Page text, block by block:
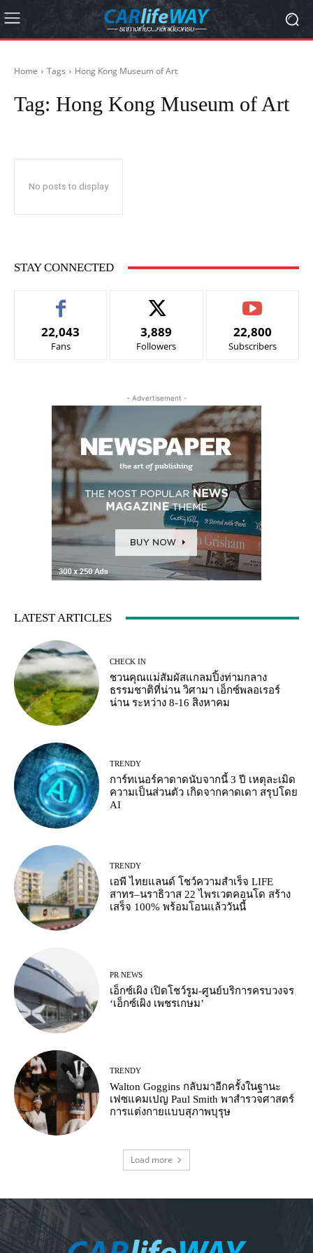
Home Tags Hong Kong Museum of Art
Tag: Hong Kong Museum of Art
No posts to display
STAY CONNECTED
22,043
Fans
3,889
Followers
22,800
Subscribers
- Advertisement -
LATEST ARTICLES
CHECK IN
ชวนคุณแม่สัมผัสแกลมปิ้งท่ามกลาง
ธรรมชาติที่น่าน วิศามา เอ็กซ์พลอเรอร์
น่าน ระหว่าง 8-16 สิงหาคม
TRENDY
การ์ทเนอร์คาดาดนับจากนี้ 3 ปี เหตุละเมิด
ความเป็นส่วนตัว เกิดจากคาดเดา สรุปโดย
AI
TRENDY
เอพี ไทยแลนด์ โชว์ความสำเร็จ LIFE
สาทร–นราธิวาส 22 ไพรเวตคอนโด สร้าง
เสร็จ 100% พร้อมโอนแล้ววันนี้
PR NEWS
เอ็กซ์เผิง เปิดโชว์รูม-ศูนย์บริการครบวงจร
‘เอ็กซ์เผิง เพชรเกษม’
TRENDY
Walton Goggins กลับมาอีกครั้งในฐานะ
เฟซแคมเปญ Paul Smith พาสำรวจศาสตร์
การแต่งกายแบบสุภาพบุรุษ
Load more